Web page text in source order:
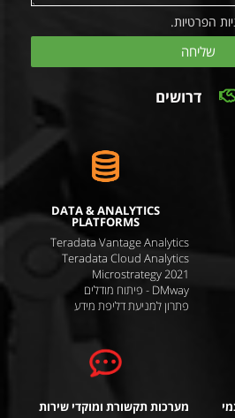
הפרטיות.
שליחה
דרושים
DATA & ANALYTICS
PLATFORMS
Teradata Vantage Analytics
Teradata Cloud Analytics
Microstrategy 2021
DMway - פיתוח מודלים
פתרון למניעת דליפת מידע
מערכות תקשורת ומוקדי שירות